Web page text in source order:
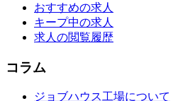
おすすめの求人
キープ中の求人
求人の閲覧履歴
コラム
ジョブハウス工場について